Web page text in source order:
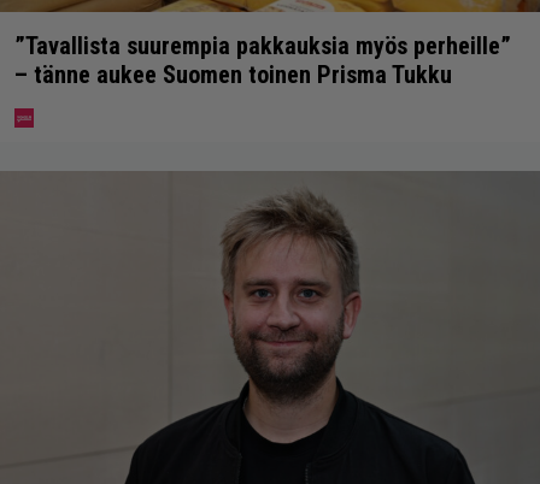
”Tavallista suurempia pakkauksia myös perheille”
– tänne aukee Suomen toinen Prisma Tukku